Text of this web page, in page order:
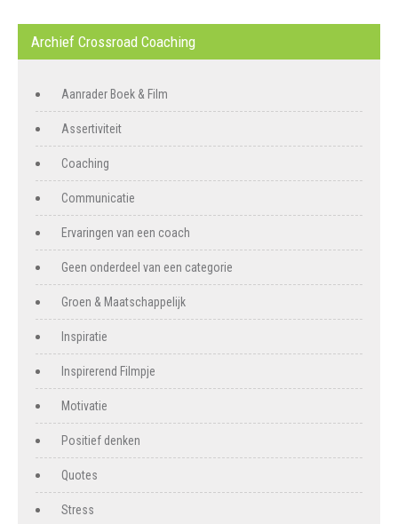
Archief Crossroad Coaching
Aanrader Boek & Film
Assertiviteit
Coaching
Communicatie
Ervaringen van een coach
Geen onderdeel van een categorie
Groen & Maatschappelijk
Inspiratie
Inspirerend Filmpje
Motivatie
Positief denken
Quotes
Stress